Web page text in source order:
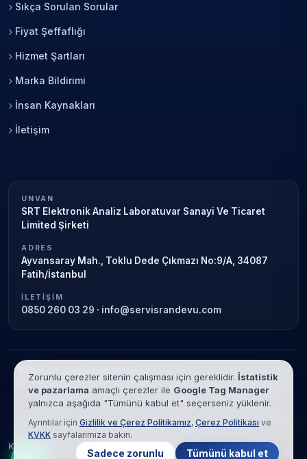
Sıkça Sorulan Sorular
Fiyat Şeffaflığı
Hizmet Şartları
Marka Bildirimi
İnsan Kaynakları
İletişim
UNVAN
SRT Elektronik Analiz Laboratuvar Sanayi Ve Ticaret
Limited Şirketi
ADRES
Ayvansaray Mah., Toklu Dede Çıkmazı No:9/A, 34087
Fatih/İstanbul
İLETIŞIM
0850 260 03 29 · info@servisrandevu.com
Garanti süresi sona ermiş veya özel
servis kapsamındaki cihazlar için hizmet verilir. Marka adları yalnızca
tanımlama amaçlıdır; yetkili servis ilişkisi bulunmamaktadır.
© 2026 SRT Elektronik Analiz Laboratuvar Sanayi Ve Ticaret Limited
Şirketi. Tüm hakları saklıdır.
KVKK
Çerez Politikası Hizmet Şartları
Zorunlu çerezler sitenin çalışması için gereklidir. İstatistik
ve pazarlama amaçlı çerezler ile Google Tag Manager
yalnızca aşağıda "Tümünü kabul et" seçerseniz yüklenir.
Ayrıntılar için Gizlilik ve Çerez Politikamız, Çerez Politikası ve
KVKK sayfalarımıza bakın.
Sadece zorunlu Tümünü kabul et